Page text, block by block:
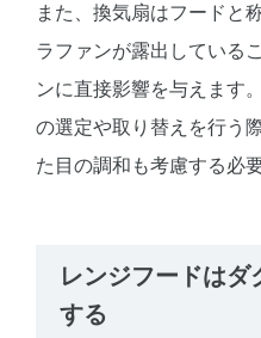
また、換気扇はフードと
ラファンが露出している
ンに直接影響を与えます
の選定や取り替えを行う
た目の調和も考慮する必
レンジフードは
する